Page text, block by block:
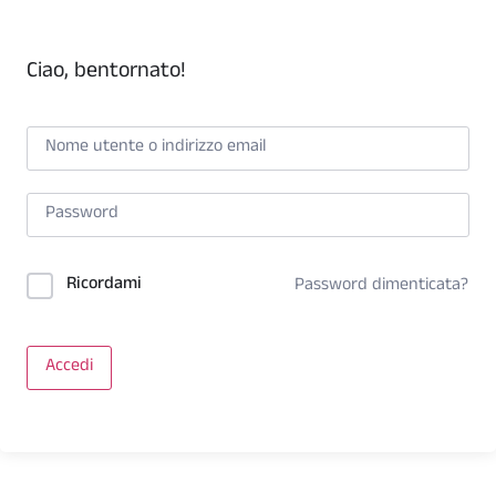
Ciao, bentornato!
Ricordami Password dimenticata?
Accedi